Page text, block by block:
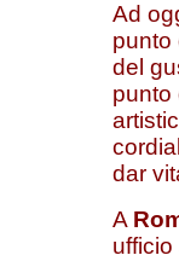
Ad
punto
del
punto
dar
A
ufficio